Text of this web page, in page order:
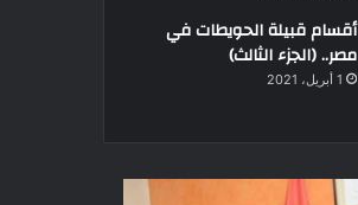
أقسام قبيلة الحويطات في
مصر.. (الجزء الثالث)
1 أبريل، 2021